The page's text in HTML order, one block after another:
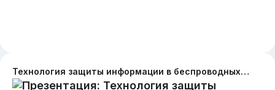
Технология защиты информации в беспроводных сетях Wi-Fi